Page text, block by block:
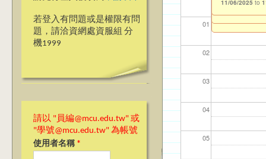
若登入有問題或是權限有問
題，請洽資網處資服組 分
機1999
請以 "員編@mcu.edu.tw" 或
"學號@mcu.edu.tw" 為帳號
使用者名稱 *
01
02
03
04
05
整合系統～表單
11/12/2021 to
錄
04/
02/
03/
07/
09/
教師教學研習
Learning
10/28/2025 to
11/06/2025 to